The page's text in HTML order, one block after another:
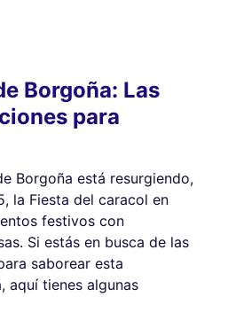
Borgoña: Las
para
Borgoña está resurgiendo,
la Fiesta del caracol en
festivos con
Si estás en busca de las
saborear esta
aquí tienes algunas